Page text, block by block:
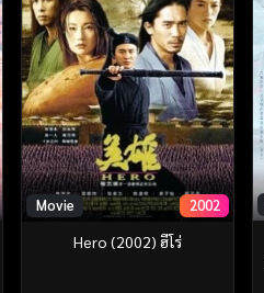
Movie 2002
Hero (2002) ฮีโร่